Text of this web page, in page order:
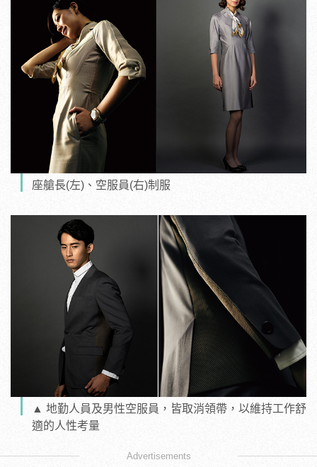
座艙長(左)、空服員(右)制服
▲ 地勤人員及男性空服員，皆取消領帶，以維持工作舒
適的人性考量
Advertisements